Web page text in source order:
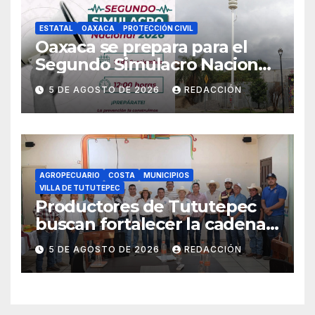
ESTATAL OAXACA PROTECCIÓN CIVIL
Oaxaca se prepara para el
Segundo Simulacro Nacional
2026, que se realizará el 19 de
septiembre
5 DE AGOSTO DE 2026 REDACCIÓN
AGROPECUARIO COSTA
MUNICIPIOS
VILLA DE TUTUTEPEC
Productores de Tututepec
buscan fortalecer la cadena
láctea regional
5 DE AGOSTO DE 2026 REDACCIÓN